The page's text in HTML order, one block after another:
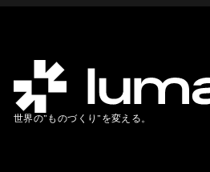
世界の”ものづくり”を変える。